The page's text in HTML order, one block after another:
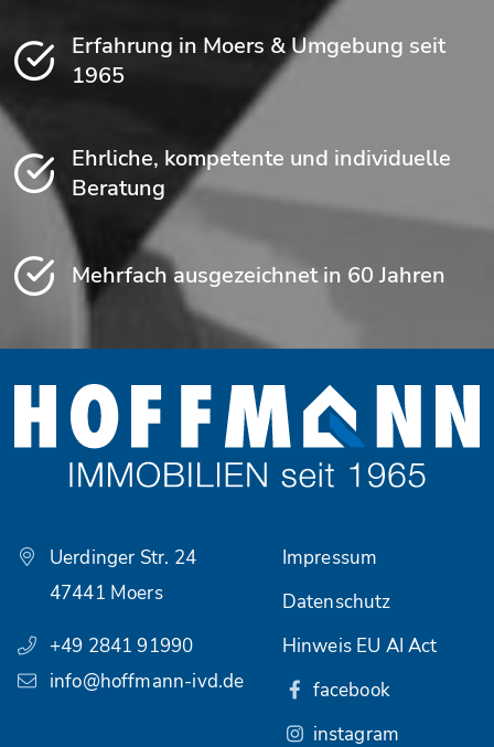
Erfahrung in Moers & Umgebung seit
1965
Ehrliche, kompetente und individuelle
Beratung
Mehrfach ausgezeichnet in 60 Jahren
Uerdinger Str. 24
47441 Moers
+49 2841 91990
info@hoffmann-ivd.de
Impressum
Datenschutz
Hinweis EU AI Act
facebook
instagram